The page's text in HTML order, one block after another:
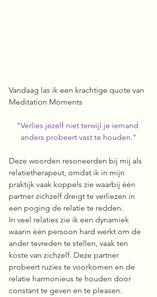
Vandaag las ik een krachtige quote van
Meditation Moments
"Verlies jezelf niet terwijl je iemand
anders probeert vast te houden."
Deze woorden resoneerden bij mij als
relatietherapeut, omdat ik in mijn
praktijk vaak koppels zie waarbij één
partner zichzelf dreigt te verliezen in
een poging de relatie te redden.
In veel relaties zie ik een dynamiek
waarin één persoon hard werkt om de
ander tevreden te stellen, vaak ten
koste van zichzelf. Deze partner
probeert ruzies te voorkomen en de
relatie harmonieus te houden door
constant te geven en te pleasen.